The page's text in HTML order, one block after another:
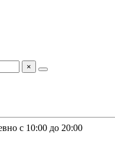
×
с 10:00 до 20:00